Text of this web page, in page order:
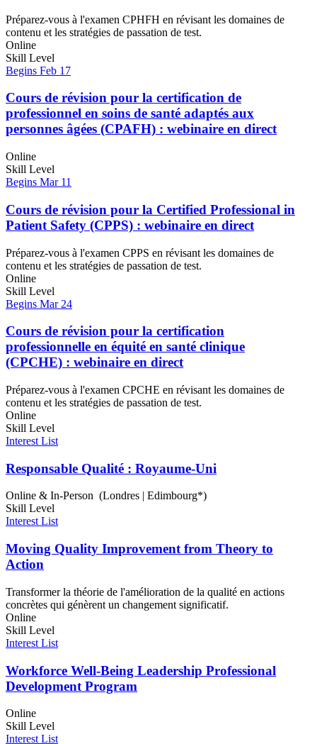
Préparez-vous à l'examen CPHFH en révisant les domaines de
contenu et les stratégies de passation de test.
Online
Skill Level
Begins Feb 17
Cours de révision pour la certification de
professionnel en soins de santé adaptés aux
personnes âgées (CPAFH) : webinaire en direct
Online
Skill Level
Begins Mar 11
Cours de révision pour la Certified Professional in
Patient Safety (CPPS) : webinaire en direct
Préparez-vous à l'examen CPPS en révisant les domaines de
contenu et les stratégies de passation de test.
Online
Skill Level
Begins Mar 24
Cours de révision pour la certification
professionnelle en équité en santé clinique
(CPCHE) : webinaire en direct
Préparez-vous à l'examen CPCHE en révisant les domaines de
contenu et les stratégies de passation de test.
Online
Skill Level
Interest List
Responsable Qualité : Royaume-Uni
Online & In-Person (Londres | Edimbourg*)
Skill Level
Interest List
Moving Quality Improvement from Theory to
Action
Transformer la théorie de l'amélioration de la qualité en actions
concrètes qui génèrent un changement significatif.
Online
Skill Level
Interest List
Workforce Well-Being Leadership Professional
Development Program
Online
Skill Level
Interest List